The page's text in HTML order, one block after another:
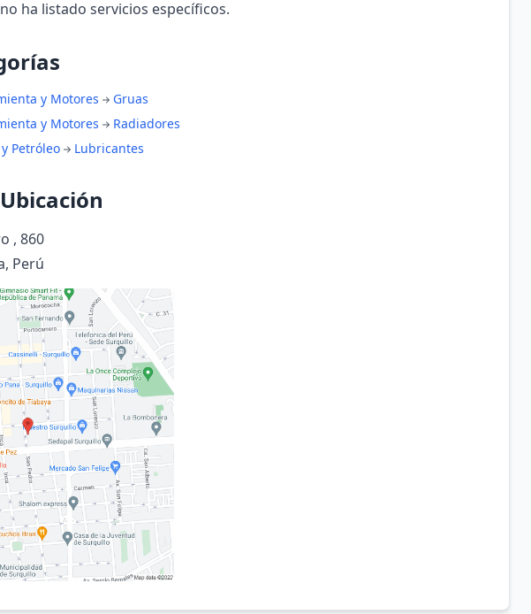
ha listado servicios específicos.
y Motores
Gruas
y Motores
Radiadores
Petróleo
Lubricantes
, 860
Perú